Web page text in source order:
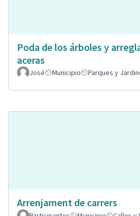
Poda de los árboles y
aceras
José Municipio Parques y
Arrenjament de carrers